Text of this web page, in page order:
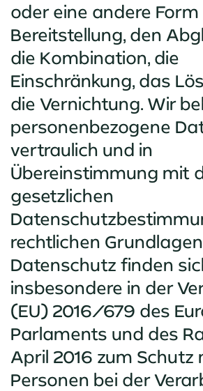
oder eine andere
Bereitstellung, den
die Kombination, die
Einschränkung, das
die Vernichtung. Wir
personenbezogene
vertraulich und in
Übereinstimmung mit
gesetzlichen
rechtlichen
Datenschutz finden
insbesondere in der
(EU) 2016/679 des
Parlaments und des
April 2016 zum Schutz
Personen bei der